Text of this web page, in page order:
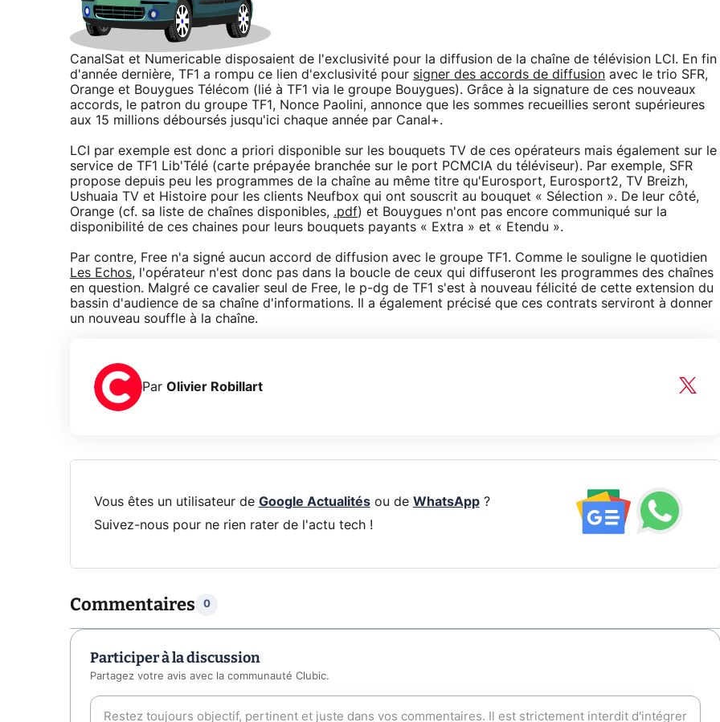
CanalSat et Numericable disposaient de l'exclusivité pour la diffusion de la chaîne de télévision LCI. En fin
d'année dernière, TF1 a rompu ce lien d'exclusivité pour signer des accords de diffusion avec le trio SFR,
Orange et Bouygues Télécom (lié à TF1 via le groupe Bouygues). Grâce à la signature de ces nouveaux
accords, le patron du groupe TF1, Nonce Paolini, annonce que les sommes recueillies seront supérieures
aux 15 millions déboursés jusqu'ici chaque année par Canal+.
LCI par exemple est donc a priori disponible sur les bouquets TV de ces opérateurs mais également sur le
service de TF1 Lib'Télé (carte prépayée branchée sur le port PCMCIA du téléviseur). Par exemple, SFR
propose depuis peu les programmes de la chaîne au même titre qu'Eurosport, Eurosport2, TV Breizh,
Ushuaia TV et Histoire pour les clients Neufbox qui ont souscrit au bouquet « Sélection ». De leur côté,
Orange (cf. sa liste de chaînes disponibles, .pdf) et Bouygues n'ont pas encore communiqué sur la
disponibilité de ces chaines pour leurs bouquets payants « Extra » et « Etendu ».
Par contre, Free n'a signé aucun accord de diffusion avec le groupe TF1. Comme le souligne le quotidien
Les Echos, l'opérateur n'est donc pas dans la boucle de ceux qui diffuseront les programmes des chaînes
en question. Malgré ce cavalier seul de Free, le p-dg de TF1 s'est à nouveau félicité de cette extension du
bassin d'audience de sa chaîne d'informations. Il a également précisé que ces contrats serviront à donner
un nouveau souffle à la chaîne.
Par Olivier Robillart
Vous êtes un utilisateur de Google Actualitésou de WhatsApp?
Suivez-nous pour ne rien rater de l'actu tech !
Commentaires 0
Participer à la discussion
Partagez votre avis avec la communauté Clubic.